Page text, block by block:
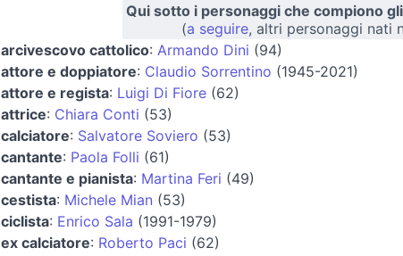
Qui sotto i personaggi che compiono
(a seguire, altri personaggi nati
arcivescovo cattolico: Armando Dini (94)
attore e doppiatore: Claudio Sorrentino (1945-2021)
attore e regista: Luigi Di Fiore(62)
attrice: Chiara Conti (53)
calciatore: Salvatore Soviero (53)
cantante: Paola Folli (61)
cantante e pianista: Martina Feri (49)
cestista: Michele Mian (53)
ciclista: Enrico Sala (1991-1979)
ex calciatore: Roberto Paci (62)